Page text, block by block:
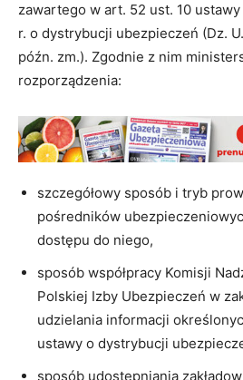
zawartego w art. 52 ust. 10
r. o dystrybucji ubezpieczeń (Dz.
późn. zm.). Zgodnie z nim
rozporządzenia:
szczegółowy sposób i tryb
pośredników
dostępu do niego,
sposób współpracy Komisji
Polskiej Izby Ubezpieczeń w
udzielania informacji
ustawy o dystrybucji
sposób udostępniania